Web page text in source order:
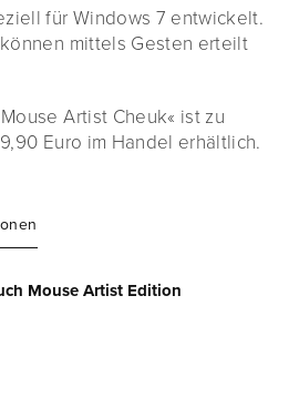
für Windows 7 entwickelt.
können mittels Gesten erteilt
Artist Cheuk« ist zu
Euro im Handel erhältlich.
Mouse Artist Edition